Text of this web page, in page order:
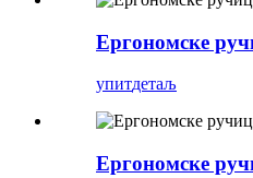
Ергономске
упитдетаљ
Ергономске